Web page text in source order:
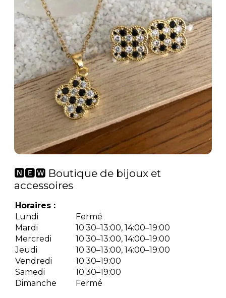
🅽🅴🆆 Boutique de bijoux et
accessoires
Horaires :
Lundi
Fermé
Mardi
10:30–13:00, 14:00–19:00
Mercredi
10:30–13:00, 14:00–19:00
Jeudi
10:30–13:00, 14:00–19:00
Vendredi
10:30–19:00
Samedi
10:30–19:00
Dimanche
Fermé